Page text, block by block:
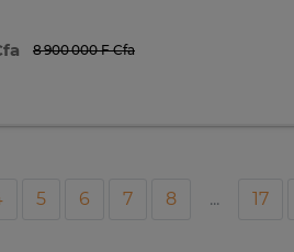
8 900 000 F Cfa
5 6 7 8 ... 17